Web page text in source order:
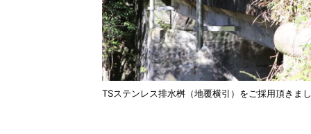
TSステンレス排水桝（地覆横引）をご採用頂きま